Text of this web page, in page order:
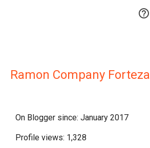

Ramon Company Forteza
On Blogger since: January 2017
Profile views: 1,328